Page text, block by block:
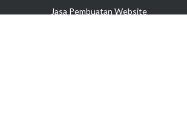
Jasa Pembuatan Website